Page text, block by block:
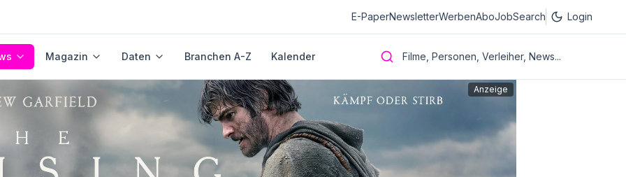
E-PaperNewsletterWerbenAboJobSearch Login
Magazin Daten Branchen A-Z Kalender Filme, Personen, Verleiher, News...
Anzeige